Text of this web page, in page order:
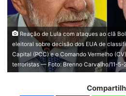
Reação de Lula com ataques ao clã
eleitoral sobre decisão dos EUA de
Capital (PCC) e o Comando Vermelho
terroristas — Foto: Brenno Carvalho/11-5-